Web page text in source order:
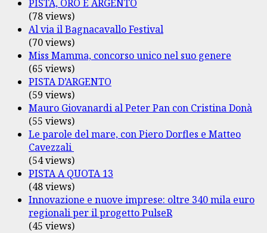
PISTA, ORO E ARGENTO
(78 views)
Al via il Bagnacavallo Festival
(70 views)
Miss Mamma, concorso unico nel suo genere
(65 views)
PISTA D’ARGENTO
(59 views)
Mauro Giovanardi al Peter Pan con Cristina Donà
(55 views)
Le parole del mare, con Piero Dorfles e Matteo
Cavezzali
(54 views)
PISTA A QUOTA 13
(48 views)
Innovazione e nuove imprese: oltre 340 mila euro
regionali per il progetto PulseR
(45 views)